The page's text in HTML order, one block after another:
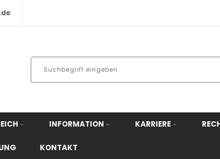
INFORMATION KARRIERE
KONTAKT